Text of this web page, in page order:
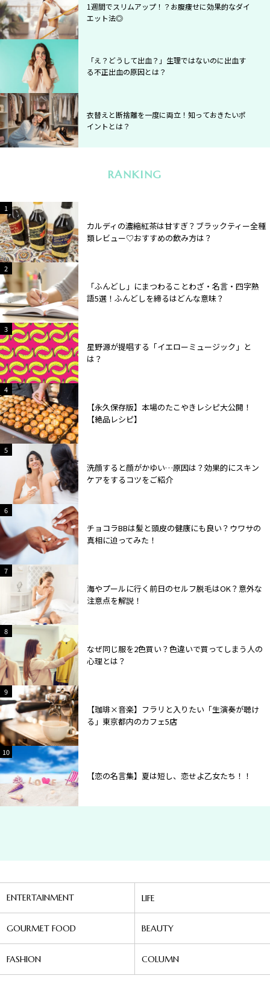
1週間でスリムアップ！？お腹痩せに効果的なダイ
エット法◎
「え？どうして出血？」生理ではないのに出血す
る不正出血の原因とは？
衣替えと断捨離を一度に両立！知っておきたいポ
イントとは？
RANKING
21
カルディの濃縮紅茶は甘すぎ？ブラックティー全種
類レビュー♡おすすめの飲み方は？
2
2
「ふんどし」にまつわることわざ・名言・四字熟
語5選！ふんどしを締るはどんな意味？
2
3
星野源が提唱する「イエローミュージック」と
は？
2
4
【永久保存版】本場のたこやきレシピ大公開！
【絶品レシピ】
2
5
洗顔すると顔がかゆい…原因は？効果的にスキン
ケアをするコツをご紹介
2
6
チョコラBBは髪と頭皮の健康にも良い？ウワサの
真相に迫ってみた！
2
7
海やプールに行く前日のセルフ脱毛はOK？意外な
注意点を解説！
2
8
なぜ同じ服を2色買い？色違いで買ってしまう人の
心理とは？
2
9
【珈琲×音楽】フラリと入りたい「生演奏が聴け
る」東京都内のカフェ5店
2
10
【恋の名言集】夏は短し、恋せよ乙女たち！！
ENTERTAINMENT LIFE
GOURMET FOOD BEAUTY
FASHION COLUMN